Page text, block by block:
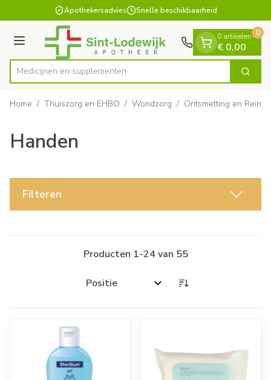
Ga naar de inhoudApothekersadvies Snelle beschikbaarheid
Menu
Product, merk, categorie...
Medicijne Zoek
0 artikelen
€ 0,00
0
Home / Thuiszorg en EHBO / Wondzorg / Ontsmetting en
Handen
Filteren
Producten 1-24van 55
Sorteer op: